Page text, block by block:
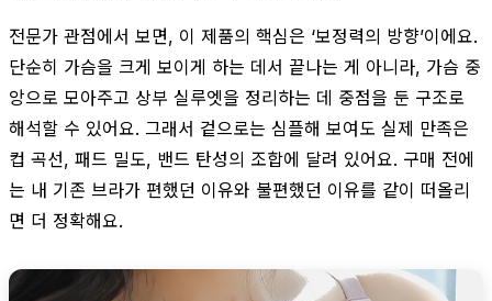
전문가 관점에서 보면, 이 제품의 핵심은 ‘보정력의 방향’이에요.
단순히 가슴을 크게 보이게 하는 데서 끝나는 게 아니라, 가슴 중
앙으로 모아주고 상부 실루엣을 정리하는 데 중점을 둔 구조로
해석할 수 있어요. 그래서 겉으로는 심플해 보여도 실제 만족은
컵 곡선, 패드 밀도, 밴드 탄성의 조합에 달려 있어요. 구매 전에
는 내 기존 브라가 편했던 이유와 불편했던 이유를 같이 떠올리
면 더 정확해요.